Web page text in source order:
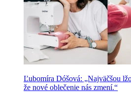
Ľubomíra Dóšová: „Najväčšou
že nové oblečenie nás zmení.“